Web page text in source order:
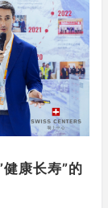
康长寿”的